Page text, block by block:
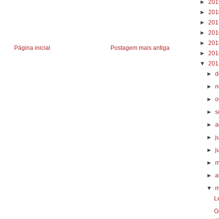
Postagem mais antiga
Página inicial
►
►
►
►
►
►
▼
►
►
►
►
►
►
►
►
►
▼